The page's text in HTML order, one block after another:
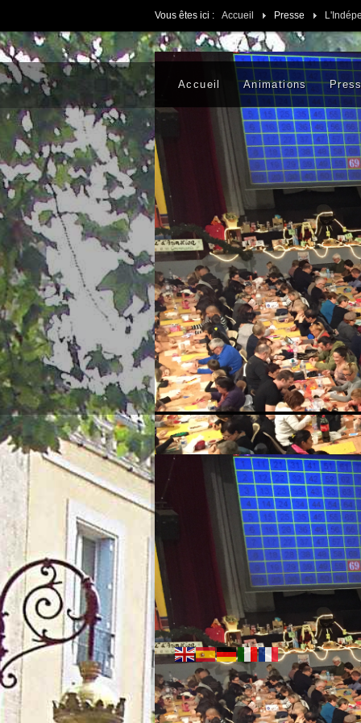
Vous êtes ici : Accueil Presse
Accueil Animations
Friday - August 07, 2026